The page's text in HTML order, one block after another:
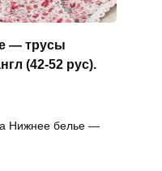
— трусы
(42-52 рус).
Нижнее белье —